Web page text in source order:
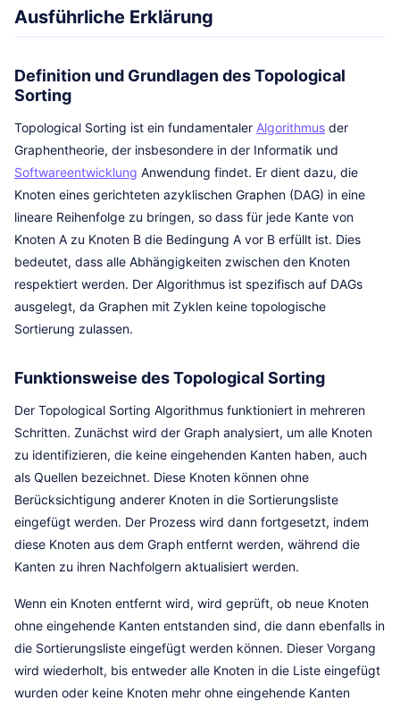
Ausführliche Erklärung
Definition und Grundlagen des Topological
Sorting
Topological Sorting ist ein fundamentaler Algorithmus der
Graphentheorie, der insbesondere in der Informatik und
Softwareentwicklung Anwendung findet. Er dient dazu, die
Knoten eines gerichteten azyklischen Graphen (DAG) in eine
lineare Reihenfolge zu bringen, so dass für jede Kante von
Knoten A zu Knoten B die Bedingung A vor B erfüllt ist. Dies
bedeutet, dass alle Abhängigkeiten zwischen den Knoten
respektiert werden. Der Algorithmus ist spezifisch auf DAGs
ausgelegt, da Graphen mit Zyklen keine topologische
Sortierung zulassen.
Funktionsweise des Topological Sorting
Der Topological Sorting Algorithmus funktioniert in mehreren
Schritten. Zunächst wird der Graph analysiert, um alle Knoten
zu identifizieren, die keine eingehenden Kanten haben, auch
als Quellen bezeichnet. Diese Knoten können ohne
Berücksichtigung anderer Knoten in die Sortierungsliste
eingefügt werden. Der Prozess wird dann fortgesetzt, indem
diese Knoten aus dem Graph entfernt werden, während die
Kanten zu ihren Nachfolgern aktualisiert werden.
Wenn ein Knoten entfernt wird, wird geprüft, ob neue Knoten
ohne eingehende Kanten entstanden sind, die dann ebenfalls in
die Sortierungsliste eingefügt werden können. Dieser Vorgang
wird wiederholt, bis entweder alle Knoten in die Liste eingefügt
wurden oder keine Knoten mehr ohne eingehende Kanten